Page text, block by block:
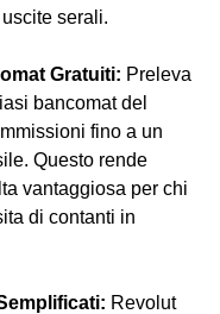
serali.
Gratuiti: Preleva
bancomat del
fino a un
Questo rende
vantaggiosa per chi
di contanti in
Revolut